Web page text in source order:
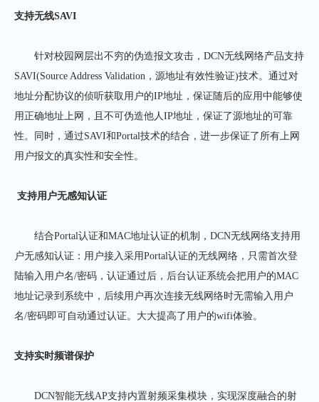
支持无线SAVI
针对校园网层出不穷的伪造报文攻击，DCN无线网络产品支持
SAVI(Source Address Validation，源地址有效性验证)技术。通过对
地址分配协议的侦听获取用户的IP地址，保证随后的应用中能够使
用正确地址上网，且不可伪造他人IP地址，保证了源地址的可靠
性。同时，通过SAVI和Portal技术的结合，进一步保证了所有上网
用户报文的真实性和安全性。
支持用户无感知认证
结合Portal认证和MAC地址认证的机制，DCN无线网络支持用
户无感知认证：用户接入采用Portal认证的无线网络，只需首次登
陆输入用户名/密码，认证通过后，后台认证系统会把用户的MAC
地址记录到系统中，后续用户再次连接无线网络时无需输入用户
名/密码即可自动通过认证。大大提高了用户的wifi体验。
支持实时频谱保护
DCN智能无线AP支持内置射频采集模块，实现深度融合的射